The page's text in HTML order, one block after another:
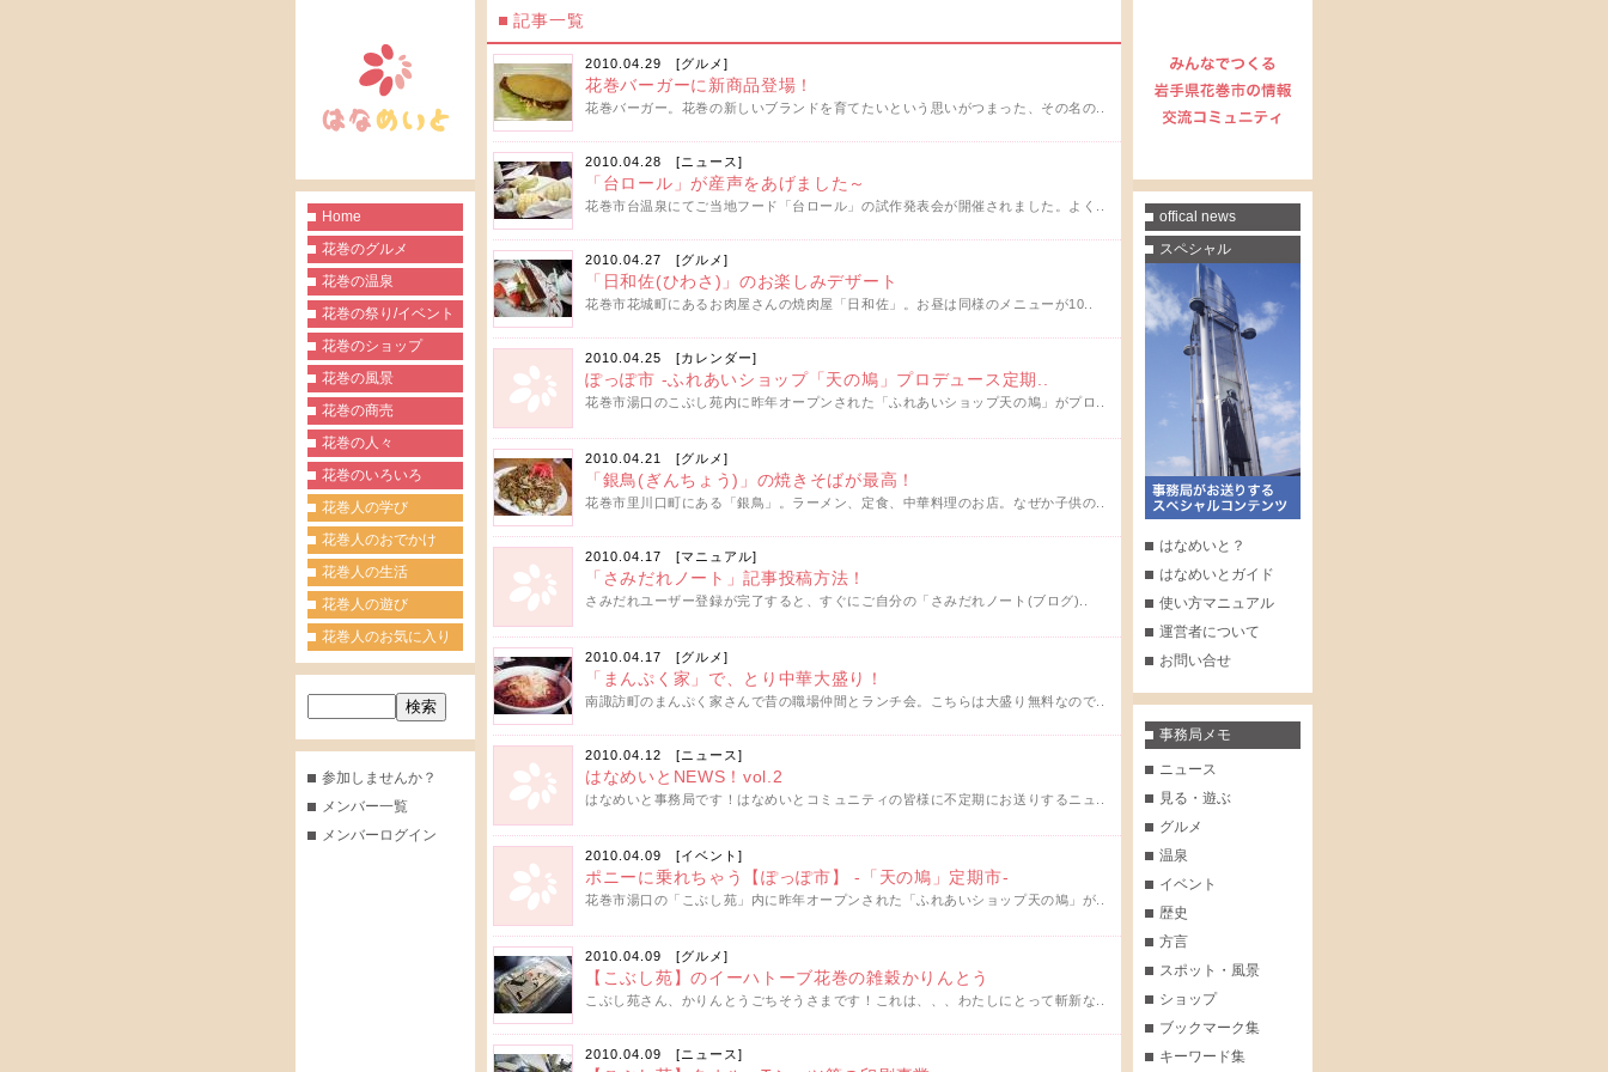
Home
花巻のグルメ
花巻の温泉
花巻の祭り/イベント
花巻のショップ
花巻の風景
花巻の商売
花巻の人々
花巻のいろいろ
花巻人の学び
花巻人のおでかけ
花巻人の生活
花巻人の遊び
花巻人のお気に入り
参加しませんか？
メンバー一覧
メンバーログイン
記事一覧
2010.04.29 [グルメ ]
花巻バーガーに新商品登場！
花巻バーガー。花巻の新しいブランドを育てたいという思いがつまった、その名の..
2010.04.28 [ ニュース ]
「台ロール」が産声をあげました～
花巻市台温泉にてご当地フード「台ロール」の試作発表会が開催されました。よく..
2010.04.27 [グルメ ]
「日和佐(ひわさ)」のお楽しみデザート
花巻市花城町にあるお肉屋さんの焼肉屋「日和佐」。お昼は同様のメニューが10..
2010.04.25 [カレンダー]
ぽっぽ市 -ふれあいショップ「天の鳩」プロデュース定期..
花巻市湯口のこぶし苑内に昨年オープンされた「ふれあいショップ天の鳩」がプロ..
2010.04.21 [グルメ ]
「銀鳥(ぎんちょう)」の焼きそばが最高！
花巻市里川口町にある「銀鳥」。ラーメン、定食、中華料理のお店。なぜか子供の..
2010.04.17 [マニュアル]
「さみだれノート」記事投稿方法！
さみだれユーザー登録が完了すると、すぐにご自分の「さみだれノート(ブログ)..
2010.04.17 [グルメ ]
「まんぷく家」で、とり中華大盛り！
南諏訪町のまんぷく家さんで昔の職場仲間とランチ会。こちらは大盛り無料なので..
2010.04.12 [ ニュース ]
はなめいとNEWS！vol.2
はなめいと事務局です！はなめいとコミュニティの皆様に不定期にお送りするニュ..
2010.04.09 [イベント ]
ポニーに乗れちゃう【ぽっぽ市】 -「天の鳩」定期市-
花巻市湯口の「こぶし苑」内に昨年オープンされた「ふれあいショップ天の鳩」が..
2010.04.09 [グルメ ]
【こぶし苑】のイーハトーブ花巻の雑穀かりんとう
こぶし苑さん、かりんとうごちそうさまです！これは、、、わたしにとって斬新な..
2010.04.09 [ ニュース ]
offical news
スペシャル
はなめいと？
はなめいとガイド
使い方マニュアル
運営者について
お問い合せ
事務局メモ
ニュース
見る・遊ぶ
グルメ
温泉
イベント
歴史
方言
スポット・風景
ショップ
ブックマーク集
キーワード集